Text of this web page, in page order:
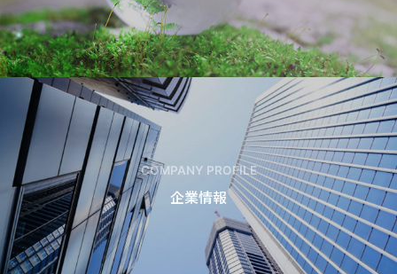
COMPANY PROFILE
企業情報